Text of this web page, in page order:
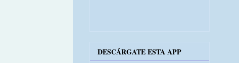
DESCÁRGATE ESTA APP